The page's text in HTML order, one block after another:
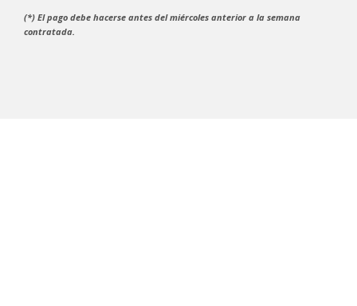
(*) El pago debe hacerse antes del miércoles anterior a la semana
contratada.